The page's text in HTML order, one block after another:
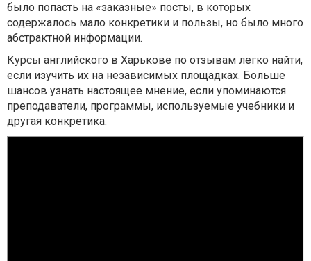
было попасть на «заказные» посты, в которых
содержалось мало конкретики и пользы, но было много
абстрактной информации.
Курсы английского в Харькове по отзывам легко найти,
если изучить их на независимых площадках. Больше
шансов узнать настоящее мнение, если упоминаются
преподаватели, программы, используемые учебники и
другая конкретика.